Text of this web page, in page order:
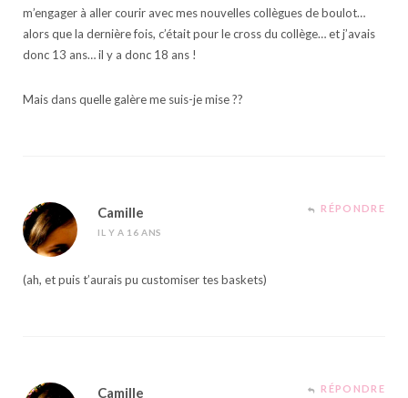
m’engager à aller courir avec mes nouvelles collègues de boulot…
alors que la dernière fois, c’était pour le cross du collège… et j’avais
donc 13 ans… il y a donc 18 ans !
Mais dans quelle galère me suis-je mise ??
Camille
IL Y A 16 ANS
RÉPONDRE
(ah, et puis t’aurais pu customiser tes baskets)
Camille RÉPONDRE